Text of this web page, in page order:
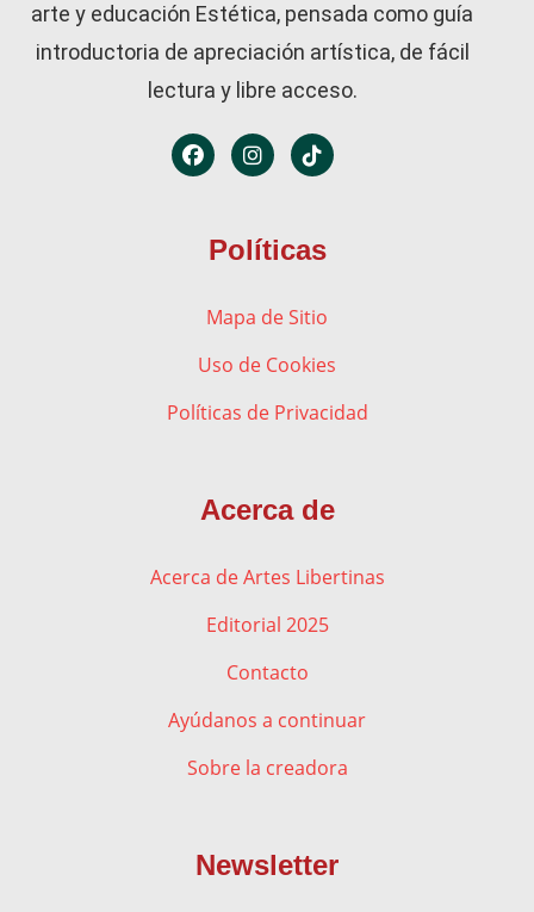
arte y educación Estética, pensada como guía
introductoria de apreciación artística, de fácil
lectura y libre acceso.
Políticas
Mapa de Sitio
Uso de Cookies
Políticas de Privacidad
Acerca de
Acerca de Artes Libertinas
Editorial 2025
Contacto
Ayúdanos a continuar
Sobre la creadora
Newsletter